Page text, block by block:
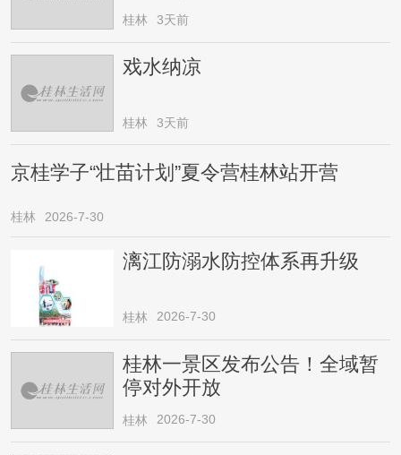
桂林 3天前
戏水纳凉
桂林 3天前
京桂学子“壮苗计划”夏令营桂林站开营
桂林 2026-7-30
漓江防溺水防控体系再升级
桂林 2026-7-30
桂林一景区发布公告！全域暂
停对外开放
桂林 2026-7-30